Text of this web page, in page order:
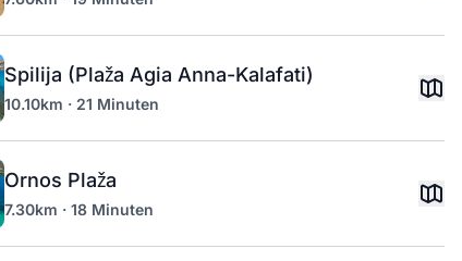
Spilija (Plaža Agia Anna-Kalafati)
10.10km · 21 Minuten
Ornos Plaža
7.30km · 18 Minuten